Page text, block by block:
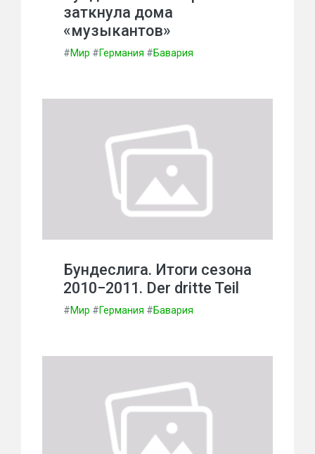
заткнула дома
«музыкантов»
#Мир #Германия #Бавария
Бундеслига. Итоги сезона
2010−2011. Der dritte Teil
#Мир #Германия #Бавария